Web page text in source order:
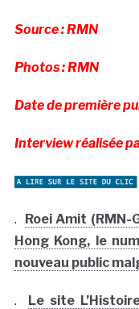
Source : RMN
Photos : RMN
Date de première
Interview réalisée
. Roei Amit (RMN-
Hong Kong, le
nouveau public
. Le site